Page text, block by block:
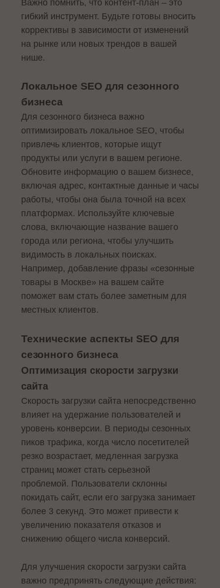
Важно помнить, что контент-план – это
гибкий инструмент. Будьте готовы вносить
коррективы в зависимости от изменений
на рынке или новых трендов в вашей
нише.
Локальное SEO для сезонного
бизнеса
Для сезонного бизнеса важно
оптимизировать локальное SEO, чтобы
привлечь клиентов, которые ищут
продукты или услуги в вашем регионе.
Обновите информацию о вашем бизнесе,
включая адрес, контактные данные и часы
работы, чтобы она была точной на всех
платформах. Используйте ключевые
слова, включающие название вашего
города или региона, чтобы улучшить
видимость в локальных поисках.
Например, добавление фразы «сезонные
товары в Москве» на вашем сайте
поможет вам стать более заметным для
местных клиентов.
Технические аспекты SEO для
сезонного бизнеса
Оптимизация скорости загрузки
сайта
Скорость загрузки сайта непосредственно
влияет на удержание пользователей и
уровень конверсии. В периоды сезонных
пиков трафика, когда число посетителей
резко возрастает, медленная загрузка
страниц может стать серьезной
проблемой. Пользователи склонны
покидать сайт, если его загрузка занимает
более 3 секунд. Это может привести к
увеличению показателя отказов и
снижению общего числа конверсий.
Для улучшения скорости загрузки сайта
важно предпринять следующие действия: